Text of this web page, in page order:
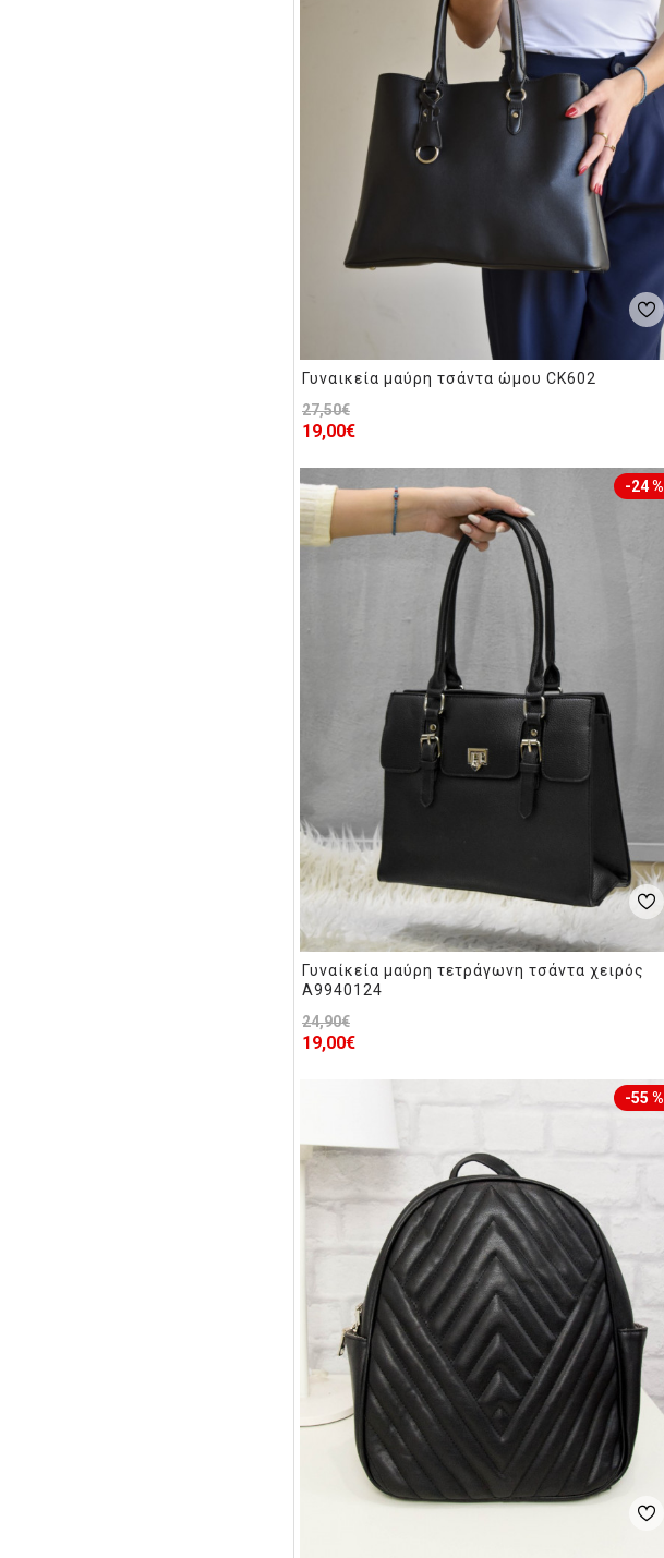
Γυναικεία μαύρη τσάντα ώμου CK602
19,00€
27,50€
-24 %
Γυναίκεία μαύρη τετράγωνη τσάντα χειρός
A9940124
19,00€
24,90€
-55 %